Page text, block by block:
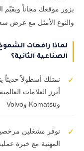
يزور موقعك مجاناً ويقيّم
والنوع الأمثل مع عرض
لماذا رافعات
الصناعية الثانية؟
✓
وKomatsu وVolvo
✓